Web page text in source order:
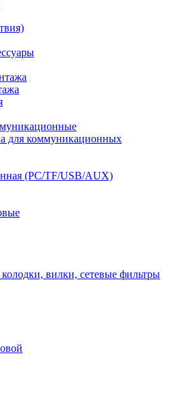
для коммуникационных
(PC/TF/USB/AUX)
вилки, сетевые фильтры